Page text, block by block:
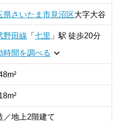
県さいたま市見沼区大字大谷
野田線 「 七里 」 駅 徒歩20分
時間を調べる
／地上2階建て